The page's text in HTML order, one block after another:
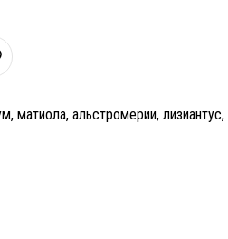
матиола, альстромерии, лизиантус,